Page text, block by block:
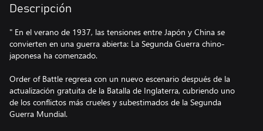
Descripción
" En el verano de 1937, las tensiones entre Japón y China se
convierten en una guerra abierta: La Segunda Guerra chino-
japonesa ha comenzado.
Order of Battle regresa con un nuevo escenario después de la
actualización gratuita de la Batalla de Inglaterra, cubriendo uno
de los conflictos más crueles y subestimados de la Segunda
Guerra Mundial.